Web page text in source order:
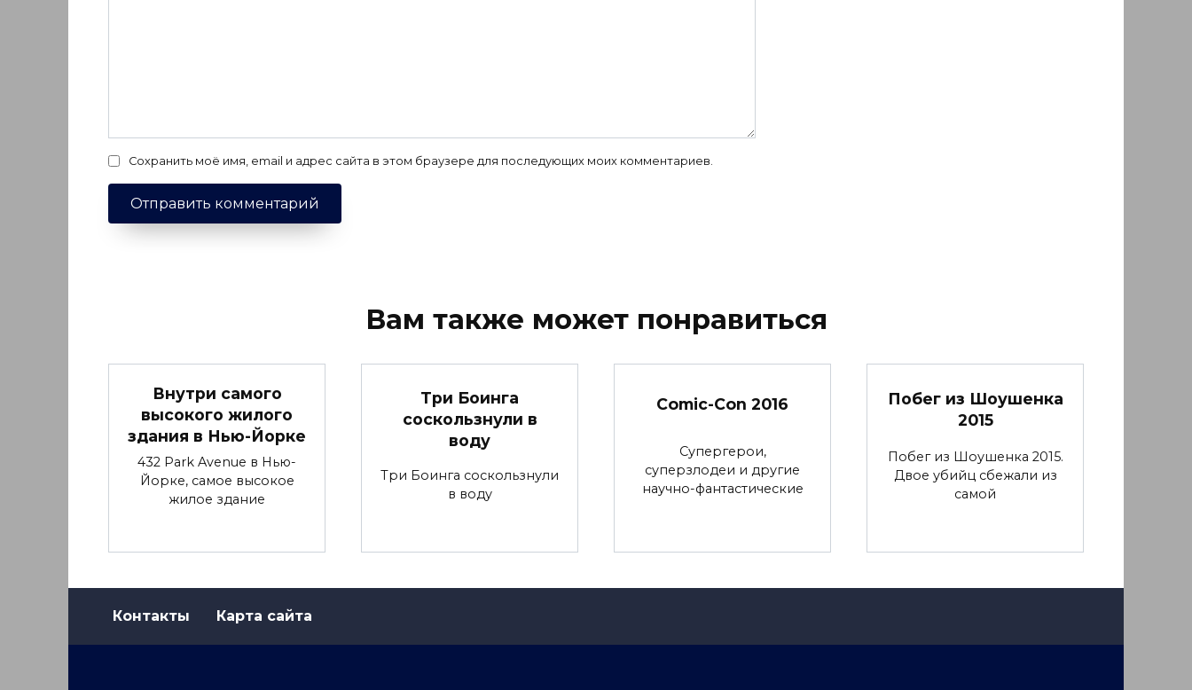
Сохранить моё имя, email и адрес сайта в этом браузере для последующих моих комментариев.
Вам также может понравиться
Внутри самого
высокого жилого
здания в Нью-Йорке
432 Park Avenue в Нью-
Йорке, самое высокое
жилое здание
Три Боинга
соскользнули в
воду
Три Боинга соскользнули
в воду
Comic-Con 2016
Супергерои,
суперзлодеи и другие
научно-фантастические
Побег из Шоушенка
2015
Побег из Шоушенка 2015.
Двое убийц сбежали из
самой
Контакты Карта сайта